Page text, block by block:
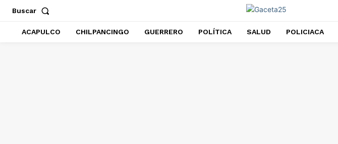
Buscar
ACAPULCO CHILPANCINGO GUERRERO POLÍTICA SALUD POLICIACA